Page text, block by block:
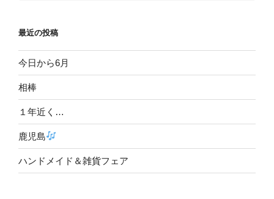
最近の投稿
今日から6月
相棒
１年近く…
鹿児島
ハンドメイド＆雑貨フェア